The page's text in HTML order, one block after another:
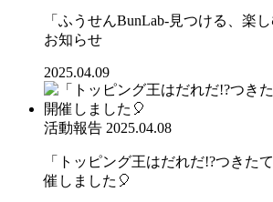
「ふうせんBunLab-見つける、楽
お知らせ
2025.04.09
活動報告 2025.04.08
「トッピング王はだれだ!?つきた
催しました🎈